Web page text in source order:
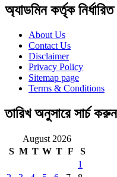
অ্যাডমিন কর্তৃক নির্ধারিত
About Us
Contact Us
Disclaimer
Privacy Policy
Sitemap page
Terms & Conditions
তারিখ অনুসারে সার্চ
August 2026
S M T W T F
S
1